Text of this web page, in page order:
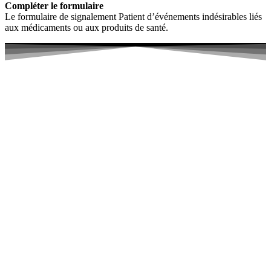
Compléter le formulaire
Le formulaire de signalement Patient d’événements indésirables liés
aux médicaments ou aux produits de santé.